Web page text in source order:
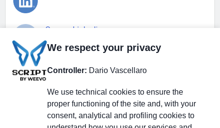
Gruppo Linkedin
Pagina Facebook
X.com
We respect your privacy
Controller: Dario Vascellaro
We use technical cookies to ensure the
proper functioning of the site and, with your
consent, analytical and profiling cookies to